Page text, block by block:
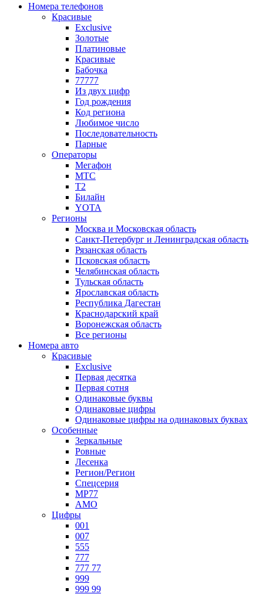
Номера телефонов
Красивые
Exclusive
Золотые
Платиновые
Красивые
Бабочка
77777
Из двух цифр
Год рождения
Код региона
Любимое число
Последовательность
Парные
Операторы
Мегафон
МТС
Т2
Билайн
YOTA
Регионы
Москва и Московская область
Санкт-Петербург и Ленинградская область
Рязанская область
Псковская область
Челябинская область
Тульская область
Ярославская область
Республика Дагестан
Краснодарский край
Воронежская область
Все регионы
Номера авто
Красивые
Exclusive
Первая десятка
Первая сотня
Одинаковые буквы
Одинаковые цифры
Одинаковые цифры на одинаковых буквах
Особенные
Зеркальные
Ровные
Лесенка
Регион/Регион
Спецсерия
МР77
АМО
Цифры
001
007
555
777
777 77
999
999 99